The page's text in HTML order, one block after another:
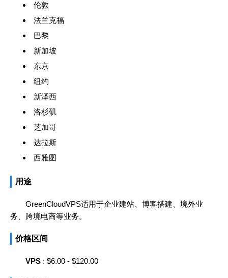
伦敦
法兰克福
巴黎
新加坡
东京
纽约
新泽西
洛杉矶
芝加哥
达拉斯
西雅图
用途
GreenCloudVPS适用于企业建站、博客搭建、境外业
务、跨境电商等业务。
价格区间
VPS : $6.00 - $120.00